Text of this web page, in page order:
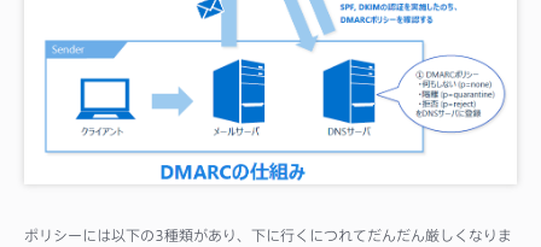
ポリシーには以下の3種類があり、下に行くにつれてだんだん厳しくなりま